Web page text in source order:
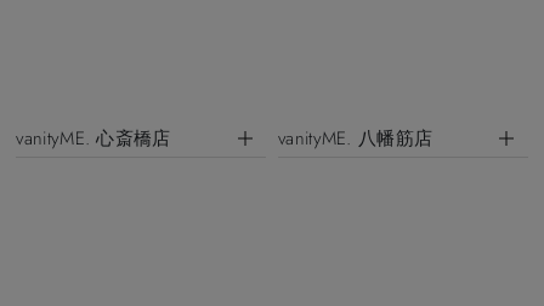
vanityME. 心斎橋店 vanityME. 八幡筋店